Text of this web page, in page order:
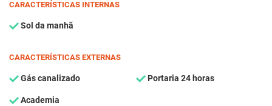
CARACTERÍSTICAS INTERNAS
Sol da manhã
CARACTERÍSTICAS EXTERNAS
Gás canalizado Portaria 24 horas
Academia